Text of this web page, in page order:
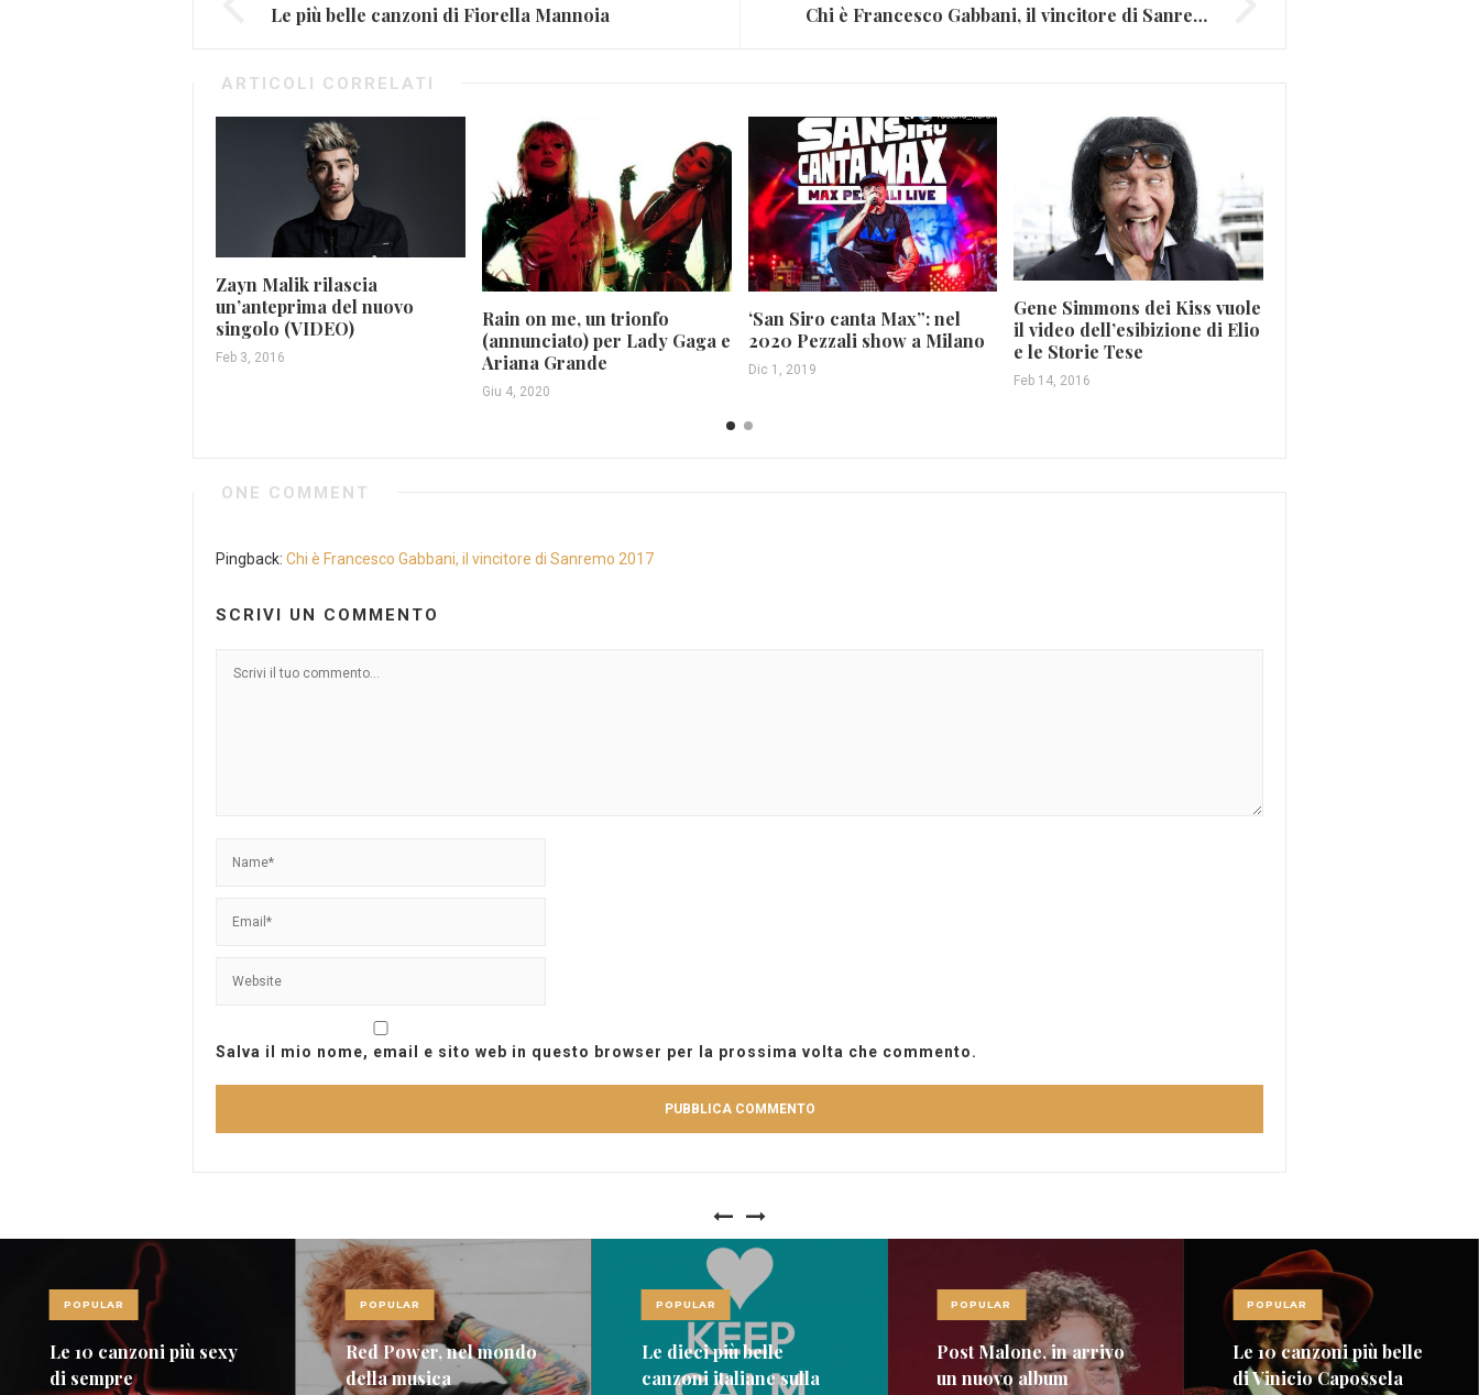
Le più belle canzoni di Fiorella Mannoia Chi è Francesco Gabbani, il vincitore di Sanremo 2017
ARTICOLI CORRELATI
Zayn Malik rilascia
un’anteprima del nuovo
singolo (VIDEO)
Feb 3, 2016
Rain on me, un trionfo
(annunciato) per Lady Gaga e
Ariana Grande
Giu 4, 2020
‘San Siro canta Max”: nel
2020 Pezzali show a Milano
Dic 1, 2019
Gene Simmons dei Kiss vuole
il video dell’esibizione di Elio
e le Storie Tese
Feb 14, 2016
ONE COMMENT
Pingback: Chi è Francesco Gabbani, il vincitore di Sanremo 2017
SCRIVI UN COMMENTO
Salva il mio nome, email e sito web in questo browser per la prossima volta che commento.
POPULAR
Le 10 canzoni più sexy
di sempre
POPULAR
Red Power, nel mondo
della musica
POPULAR
Le dieci più belle
canzoni italiane sulla
POPULAR
Post Malone, in arrivo
un nuovo album
POPULAR
Le 10 canzoni più belle
di Vinicio Capossela